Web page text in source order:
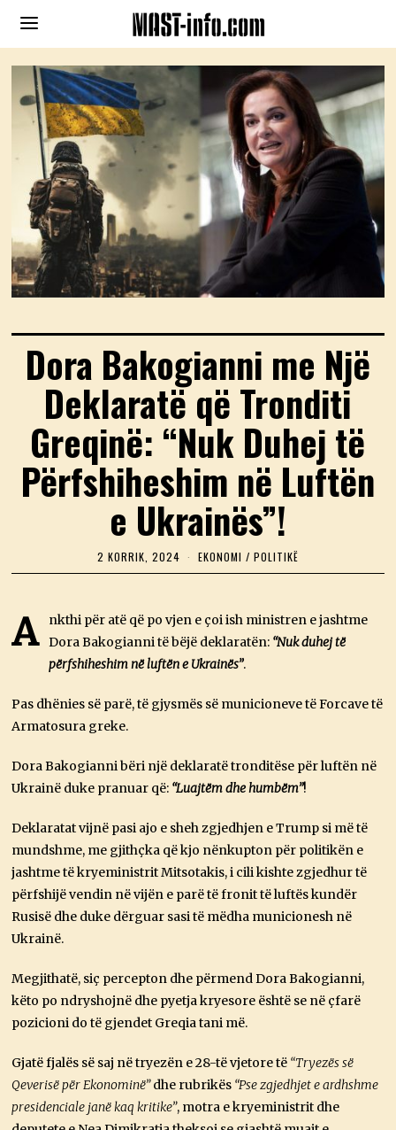
Dora Bakogianni me Një
Deklaratë që Tronditi
Greqinë: “Nuk Duhej të
Përfshiheshim në Luftën
e Ukrainës”!
2 KORRIK, 2024
K
I
K
2
2
4
EKONOMI / POLITIKË
A
nkthi për atë që po vjen e çoi ish ministren e jashtme
Dora Bakogianni të bëjë deklaratën: “Nuk duhej të
përfshiheshim në luftën e Ukrainës”.
Pas dhënies së parë, të gjysmës së municioneve të Forcave të
Armatosura greke.
Dora Bakogianni bëri një deklaratë tronditëse për luftën në
Ukrainë duke pranuar që: “Luajtëm dhe humbëm”!
Deklaratat vijnë pasi ajo e sheh zgjedhjen e Trump si më të
mundshme, me gjithçka që kjo nënkupton për politikën e
jashtme të kryeministrit Mitsotakis, i cili kishte zgjedhur të
përfshijë vendin në vijën e parë të fronit të luftës kundër
Rusisë dhe duke dërguar sasi të mëdha municionesh në
Ukrainë.
Megjithatë, siç percepton dhe përmend Dora Bakogianni,
këto po ndryshojnë dhe pyetja kryesore është se në çfarë
pozicioni do të gjendet Greqia tani më.
Gjatë fjalës së saj në tryezën e 28-të vjetore të “Tryezës së
Qeverisë për Ekonominë”dhe rubrikës “Pse zgjedhjet e ardhshme
presidenciale janë kaq kritike”, motra e kryeministrit dhe